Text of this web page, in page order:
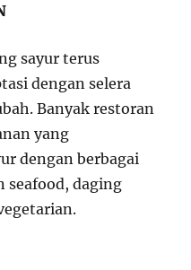
sayur terus
dengan selera
Banyak restoran
yang
dengan berbagai
seafood, daging